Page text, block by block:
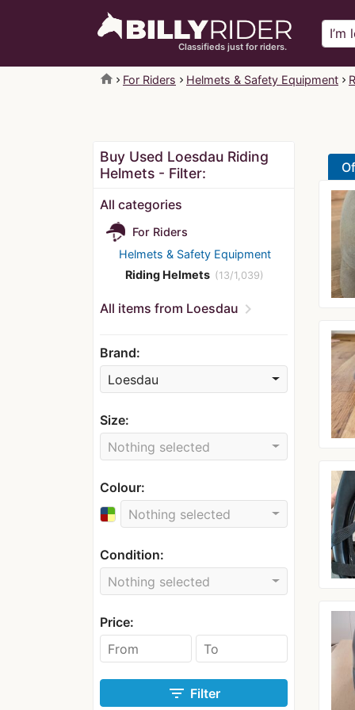
Classifieds just for riders.
home For Riders Helmets & Safety Equipment
Buy Used Loesdau Riding
Helmets - Filter:
All categories
For Riders
Helmets & Safety Equipment
Riding Helmets (13/1,039)
All items from Loesdau chevron_right
Brand:
Loesdau
Size:
Nothing selected
Colour:
Nothing selected
Condition:
Nothing selected
Price:
filter_list Filter